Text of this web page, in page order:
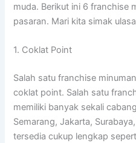
muda. Berikut ini 6 franchise
pasaran. Mari kita simak
1. Coklat Point
Salah satu franchise
coklat point. Salah satu
memiliki banyak sekali
Semarang, Jakarta,
tersedia cukup lengkap